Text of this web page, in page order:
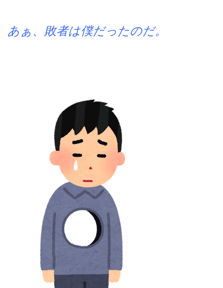
あぁ、敗者は僕だったのだ。